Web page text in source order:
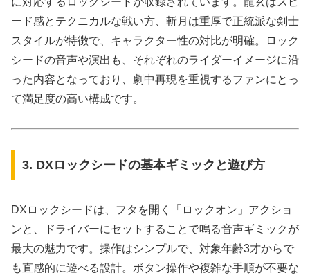
ード感とテクニカルな戦い方、斬月は重厚で正統派な剣士
スタイルが特徴で、キャラクター性の対比が明確。ロック
シードの音声や演出も、それぞれのライダーイメージに沿
った内容となっており、劇中再現を重視するファンにとっ
て満足度の高い構成です。
3. DXロックシードの基本ギミックと遊び方
DXロックシードは、フタを開く「ロックオン」アクショ
ンと、ドライバーにセットすることで鳴る音声ギミックが
最大の魅力です。操作はシンプルで、対象年齢3才からで
も直感的に遊べる設計。ボタン操作や複雑な手順が不要な